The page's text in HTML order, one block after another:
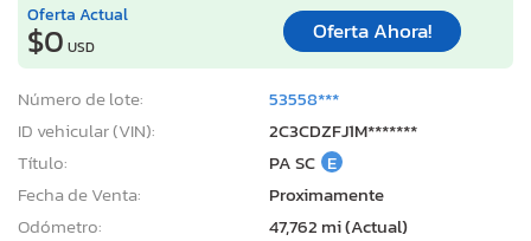
Oferta Actual
$0 USD
Oferta Ahora!
Número de lote:
53558***
ID vehicular (VIN):
2C3CDZFJ1M*******
Título:
PA SC E
Fecha de Venta:
Proximamente
Odómetro:
47,762 mi (Actual)